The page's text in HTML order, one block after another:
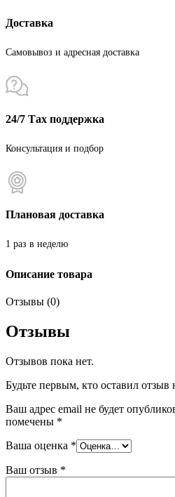
Доставка
Самовывоз и адресная доставка
24/7 Тах поддержка
Консультация и подбор
Плановая доставка
1 раз в неделю
Описание товара
Отзывы (0)
Отзывы
Отзывов пока нет.
Будьте первым, кто оставил
Ваш адрес email не будет
помечены *
Ваша оценка *
Ваш отзыв *